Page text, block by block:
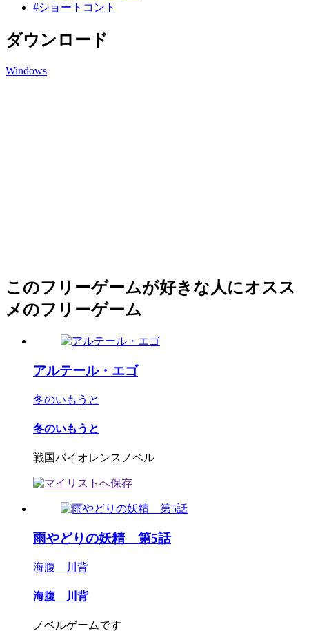
#ショートコント
ダウンロード
Windows
このフリーゲームが好きな人にオスス
メのフリーゲーム
アルテール・エゴ
冬のいもうと
冬のいもうと
戦国バイオレンスノベル
雨やどりの妖精 第5話
海腹 川背
海腹 川背
ノベルゲームです